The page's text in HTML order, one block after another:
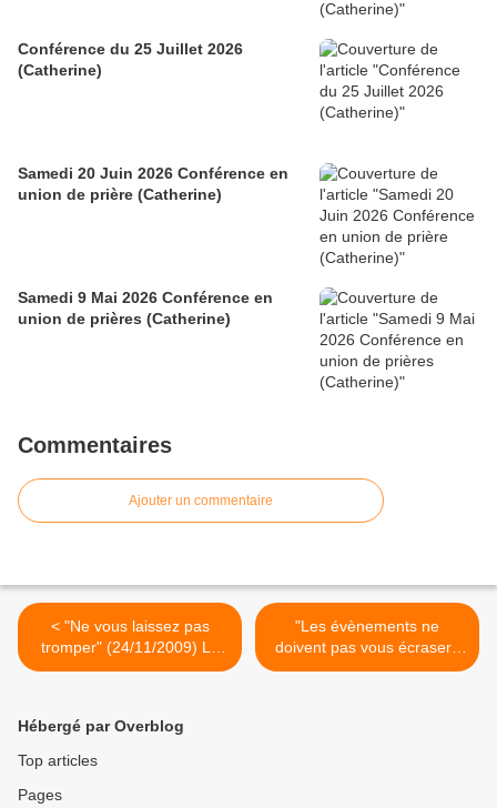
Conférence du 25 Juillet 2026
(Catherine)
Samedi 20 Juin 2026 Conférence en
union de prière (Catherine)
Samedi 9 Mai 2026 Conférence en
union de prières (Catherine)
Commentaires
Ajouter un commentaire
< "Ne vous laissez pas
tromper" (24/11/2009) La
Vierge Marie.
"Les évènements ne
doivent pas vous écraser."
(5/12/2009) Jésus >
Hébergé par Overblog
Top articles
Pages